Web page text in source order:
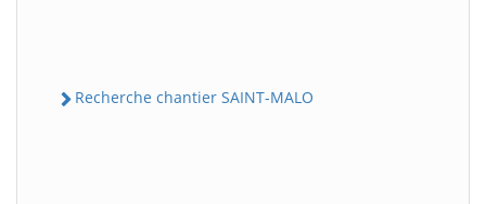
Recherche chantier SAINT-MALO